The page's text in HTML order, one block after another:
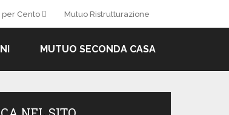
per Cento Mutuo Ristrutturazione
MUTUO SECONDA CASA